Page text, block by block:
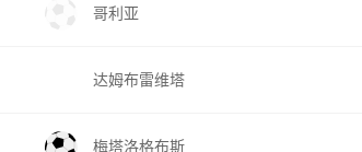
哥利亚
达姆布雷维塔
梅塔洛格布斯